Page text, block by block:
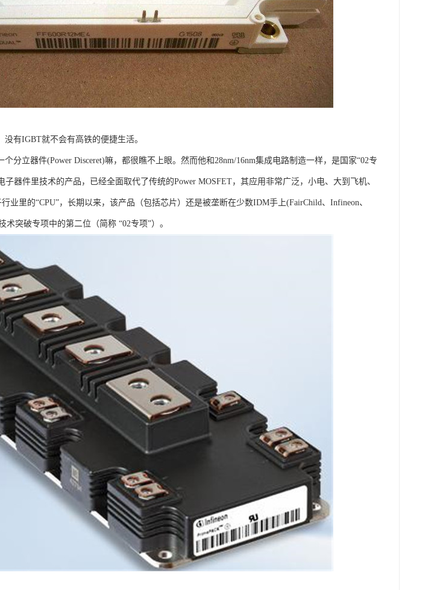
有IGBT就不会有高铁的便捷生活。
分立器件(Power Disceret)嘛，都很瞧不上眼。然而他和28nm/16nm集成电路制造一样，是国家“02专
器件里技术的产品，已经全面取代了传统的Power MOSFET，其应用非常广泛，小电、大到飞机、
业里的“CPU”，长期以来，该产品（包括芯片）还是被垄断在少数IDM手上(FairChild、Infineon、
突破专项中的第二位（简称 “02专项”）。